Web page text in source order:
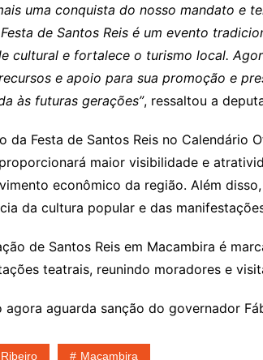
uma conquista do nosso mandato e
de Santos Reis é um evento
cultural e fortalece o turismo local.
e apoio para sua promoção e
às futuras gerações”, ressaltou a
da Festa de Santos Reis no Calendário
maior visibilidade e
econômico da região. Além
da cultura popular e das
de Santos Reis em Macambira é
teatrais, reunindo moradores e
agora aguarda sanção do governador
Macambira